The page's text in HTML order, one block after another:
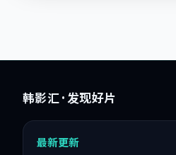
韩影汇 · 发现好片
最新更新